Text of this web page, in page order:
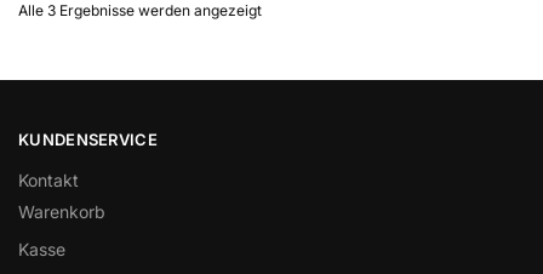
Alle 3 Ergebnisse werden angezeigt
KUNDENSERVICE
Kontakt
Warenkorb
Kasse